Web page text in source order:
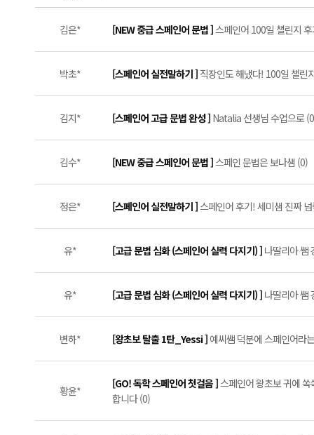
김은* [NEW 중급 스페인어 문법 ]스페인어 100일 챌린지
박초* [스페인어 실전말하기 ] 직장인도 해냈다! 100일 챌린
김지* [스페인어 고급 문법 완성 ] Natalia 선생님 수업으로
김수* [NEW 중급 스페인어 문법 ]스페인 문법은 보나샘 (0)
정은* [스페인어 실전말하기 ]스페인어 후기! 세미샘 진짜
유* [고급 문법 심화 (스페인어 실력 다지기) ] 나딸리아 쌤
유* [고급 문법 심화 (스페인어 실력 다지기) ] 나딸리아 쌤
변하* [왕초보 탈출 1탄_Yessi ] 예씨쌤 덕분에 스페인어라
황윤*
[GO! 독학 스페인어 첫걸음 ]스페인어 왕초보 귀에
합니다 (0)